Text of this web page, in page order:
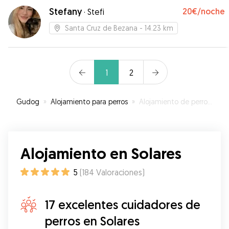
también fue buena, nos envió fotos, vídeos...
Contaremos con él la próxima vez que
necesitemos dejar a nuestras peludas con
Stefany· Stefi 20€/noche
Santa Cruz de Bezana - 14.23 km
1 2
Gudog » Alojamiento para perros » Alojamiento de perros en Solares
Alojamiento en Solares
5 (184 Valoraciones)
17 excelentes cuidadores de
perros en Solares